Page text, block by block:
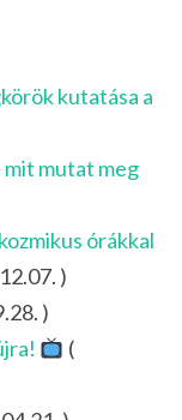
kutatása a
mit mutat meg
órákkal
)
)
(